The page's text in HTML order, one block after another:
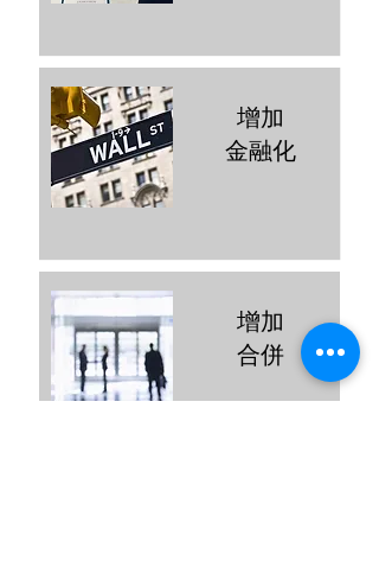
增加
金融化
增加
合併